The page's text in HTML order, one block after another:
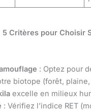
5 Critères pour Choisir
: Optez pour
biotope (forêt,
excelle en milieux
: Vérifiez l’indice RET